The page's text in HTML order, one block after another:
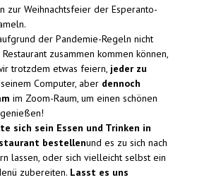
zur Weihnachtsfeier der Esperanto-
der Pandemie-Regeln nicht
zusammen kommen können,
trotzdem etwas feiern, jeder zu
Computer, aber dennoch
im Zoom-Raum, um einen schönen
sich sein Essen und Trinken in
bestellenund es zu sich nach
lassen, oder sich vielleicht selbst ein
zubereiten. Lasst es uns